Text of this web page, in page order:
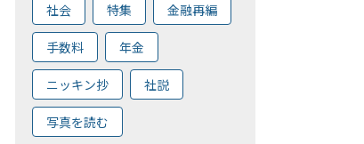
社会 特集 金融再編
手数料 年金
ニッキン抄 社説
写真を読む